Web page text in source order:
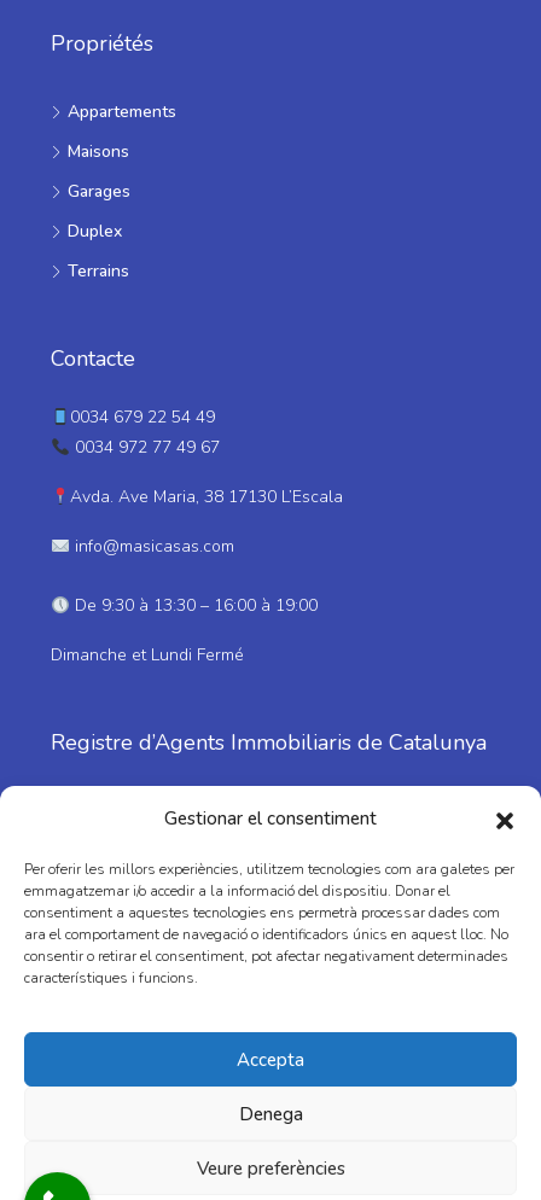
Gestionar el consentiment
Per oferir les millors experiències, utilitzem tecnologies com ara galetes per
emmagatzemar i/o accedir a la informació del dispositiu. Donar el
consentiment a aquestes tecnologies ens permetrà processar dades com
ara el comportament de navegació o identificadors únics en aquest lloc. No
consentir o retirar el consentiment, pot afectar negativament determinades
característiques i funcions.
Accepta
Denega
Veure preferències
Propriétés
Appartements
Maisons
Garages
Duplex
Terrains
Contacte
0034 679 22 54 49
0034 972 77 49 67
Avda. Ave Maria, 38 17130 L’Escala
info@masicasas.com
De 9:30 à 13:30 – 16:00 à 19:00
Dimanche et Lundi Fermé
Registre d’Agents Immobiliaris de Catalunya
© MAS I CASAS FINQUES I SERVEIS SLU